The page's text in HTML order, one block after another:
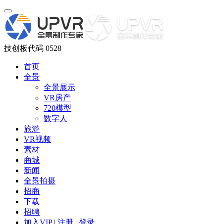
技创板代码 0528
首页
全景
全景展示
VR房产
720模型
数字人
旅游
VR视频
素材
商城
新闻
全景拍摄
招商
下载
招聘
加入VIP | 注册 | 登录